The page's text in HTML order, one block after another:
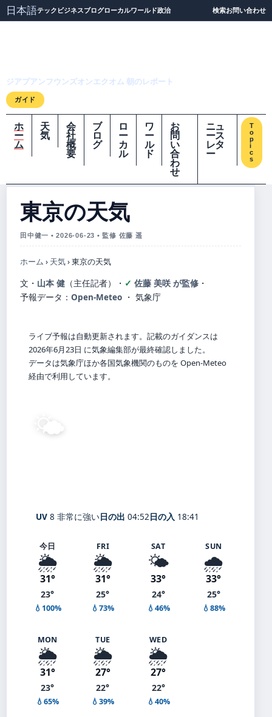
日本語テック ビジネスブログローカルワールド政治 検索お問い合わせ
ジアプアンフウンズオンエクオム 朝のレポート
ガイド
ホ
ー
ム
天
気
会
社
概
要
ブ
ロ
グ
ロ
ー
カ
ル
ワ
ー
ル
ド
お
問
い
合
わ
せ
ニュ
ース
レタ
ー
T
o
p
i
c
s
東京の天気
田中健一 • 2026-06-23 • 監修 佐藤 遥
ホーム › 天気›東京の天気
文・ 山本 健 （主任記者） ・ 佐藤 美咲 が監修 ・
予報データ： Open-Meteo ・ 気象庁
ライブ予報は自動更新されます。記載のガイダンスは
2026年6月23日 に気象編集部が最終確認しました。
データは気象庁ほか各国気象機関のものを Open-Meteo
経由で利用しています。
🌤️
UV 8 非常に強い日の出 04:52日の入 18:41
今日
🌦️
31°
23°
💧100%
FRI
🌦️
31°
25°
💧73%
SAT
🌤️
33°
24°
💧46%
SUN
🌧️
33°
25°
💧88%
MON
🌦️
31°
23°
💧65%
TUE
🌦️
27°
22°
💧39%
WED
🌦️
27°
22°
💧40%